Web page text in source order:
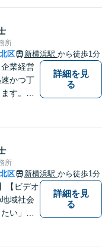
倒産申
個室】
数弁護士
所
区 新横浜駅 から徒歩1分
業経営
かつ丁
す。ど
詳細を見
る
所
区 新横浜駅 から徒歩1分
【ビデオ
域社会
い」を
詳細を見
る